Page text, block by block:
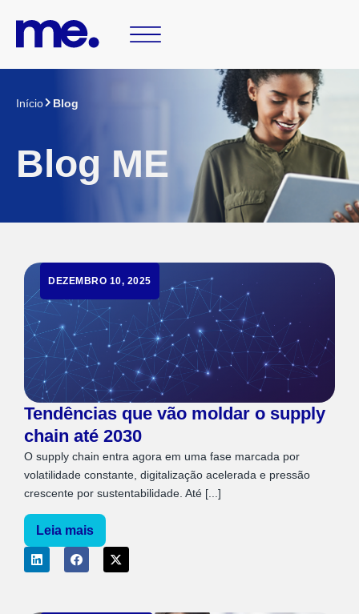
Início Blog
Blog ME
DEZEMBRO 10, 2025
Tendências que vão moldar o supply
chain até 2030
O supply chain entra agora em uma fase marcada por
volatilidade constante, digitalização acelerada e pressão
crescente por sustentabilidade. Até [...]
Leia mais